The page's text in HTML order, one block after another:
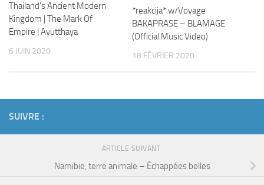
Thailand's Ancient Modern
Kingdom | The Mark Of
Empire | Ayutthaya
6 JUIN 2020
*reakcija* w/Voyage
BAKAPRASE – BLAMAGE
(Official Music Video)
18 FÉVRIER 2020
SUIVRE :
ARTICLE SUIVANT
Namibie, terre animale – Échappées belles